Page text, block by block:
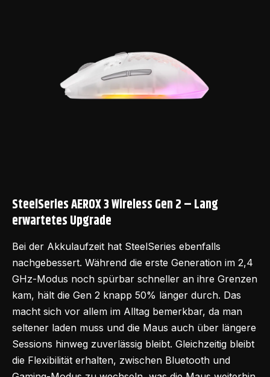
SteelSeries AEROX 3 Wireless Gen 2 – Lang
erwartetes Upgrade
Bei der Akkulaufzeit hat SteelSeries ebenfalls
nachgebessert. Während die erste Generation im 2,4
GHz-Modus noch spürbar schneller an ihre Grenzen
kam, hält die Gen 2 knapp 50% länger durch. Das
macht sich vor allem im Alltag bemerkbar, da man
seltener laden muss und die Maus auch über längere
Sessions hinweg zuverlässig bleibt. Gleichzeitig bleibt
die Flexibilität erhalten, zwischen Bluetooth und